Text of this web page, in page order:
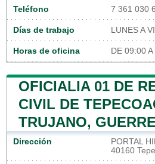
Teléfono 7 361 030
Días de trabajo LUNES A
Horas de oficina DE 09:00
OFICIALIA 01 DE
CIVIL DE
TRUJANO,
Dirección
PORTAL
40160